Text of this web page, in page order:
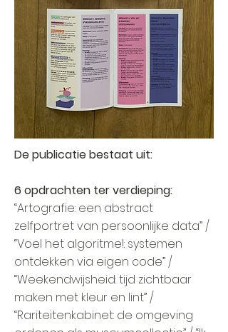
De publicatie bestaat uit:
6 opdrachten ter verdieping:
“Artografie: een abstract
zelfportret van persoonlijke data” /
“Voel het algoritme!: systemen
ontdekken via eigen code” /
“Weekendwijsheid: tijd zichtbaar
maken met kleur en lint” /
“Rariteitenkabinet: de omgeving